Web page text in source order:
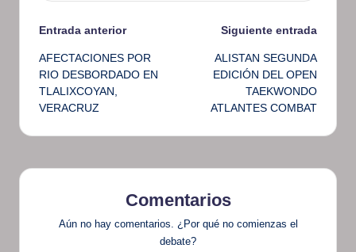
Navegación
de
entradas
Entrada anterior
AFECTACIONES POR
RIO DESBORDADO EN
TLALIXCOYAN,
VERACRUZ
Siguiente entrada
ALISTAN SEGUNDA
EDICIÓN DEL OPEN
TAEKWONDO
ATLANTES COMBAT
Comentarios
Aún no hay comentarios. ¿Por qué no comienzas el
debate?